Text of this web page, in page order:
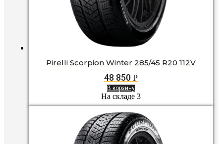
Pirelli Scorpion Winter 285/45 R20 112V
48 850 Р
В корзину
На складе 3